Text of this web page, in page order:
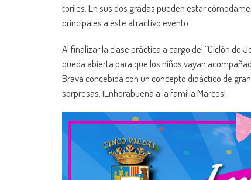
toriles. En sus dos gradas pueden estar
principales a este atractivo evento.
Al finalizar la clase práctica a cargo del “Ciclón de
queda abierta para que los niños vayan
Brava concebida con un concepto didáctico de
sorpresas. ¡Enhorabuena a la familia Marcos!